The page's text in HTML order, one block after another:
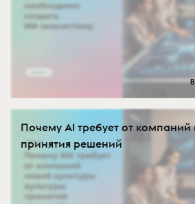
Почему AI требует от компаний
принятия решений